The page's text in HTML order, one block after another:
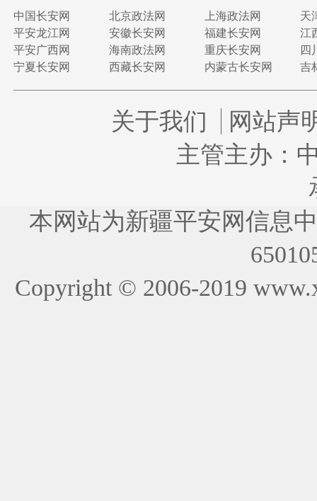
中国长安网 北京政法网 上海政法网
天
平安龙江网
安徽长安网 福建长安网
江
平安广西网
海南政法网 重庆长安网
四
宁夏长安网
西藏长安网 内蒙古长安网 吉
关于我们
网站声
主管主办：
本网站为新疆平安网信息
Copyright © 2006-2019